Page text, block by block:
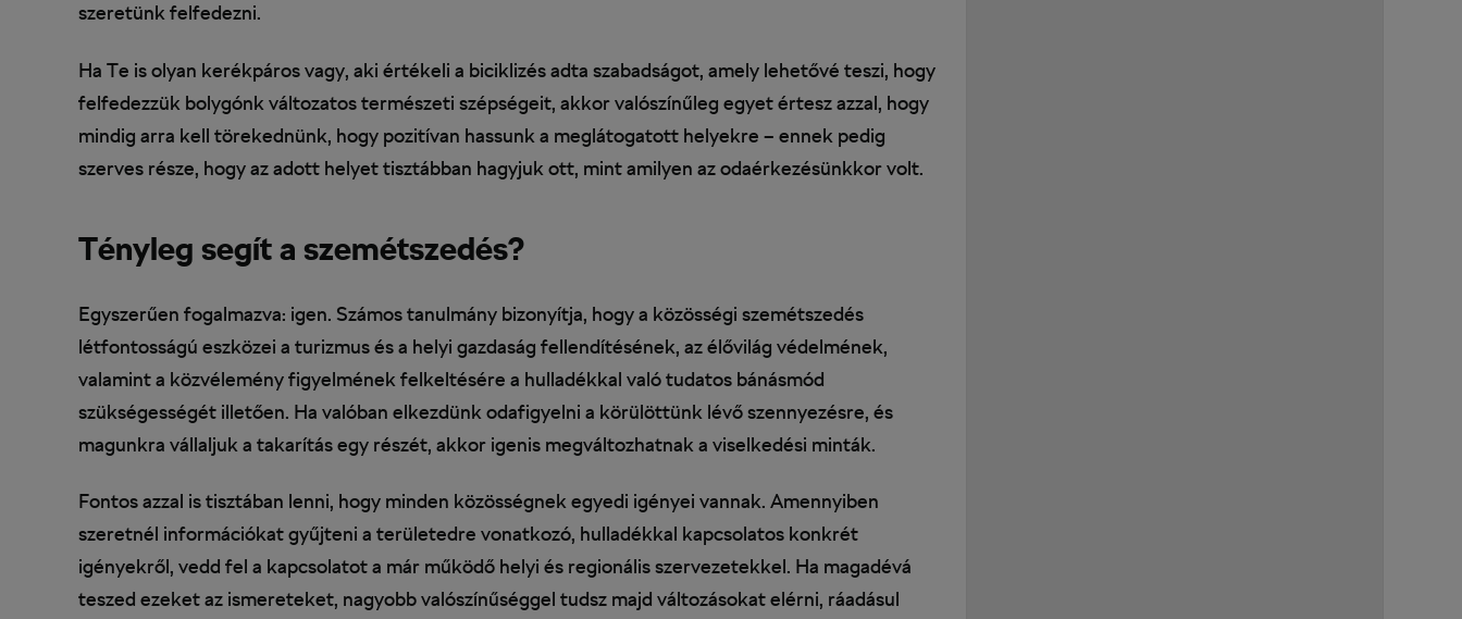
szeretünk felfedezni.
Ha Te is olyan kerékpáros vagy, aki értékeli a biciklizés adta szabadságot, amely lehetővé teszi, hogy
felfedezzük bolygónk változatos természeti szépségeit, akkor valószínűleg egyet értesz azzal, hogy
mindig arra kell törekednünk, hogy pozitívan hassunk a meglátogatott helyekre – ennek pedig
szerves része, hogy az adott helyet tisztábban hagyjuk ott, mint amilyen az odaérkezésünkkor volt.
Tényleg segít a szemétszedés?
Egyszerűen fogalmazva: igen. Számos tanulmány bizonyítja, hogy a közösségi szemétszedés
létfontosságú eszközei a turizmus és a helyi gazdaság fellendítésének, az élővilág védelmének,
valamint a közvélemény figyelmének felkeltésére a hulladékkal való tudatos bánásmód
szükségességét illetően. Ha valóban elkezdünk odafigyelni a körülöttünk lévő szennyezésre, és
magunkra vállaljuk a takarítás egy részét, akkor igenis megváltozhatnak a viselkedési minták.
Fontos azzal is tisztában lenni, hogy minden közösségnek egyedi igényei vannak. Amennyiben
szeretnél információkat gyűjteni a területedre vonatkozó, hulladékkal kapcsolatos konkrét
igényekről, vedd fel a kapcsolatot a már működő helyi és regionális szervezetekkel. Ha magadévá
teszed ezeket az ismereteket, nagyobb valószínűséggel tudsz majd változásokat elérni, ráadásul